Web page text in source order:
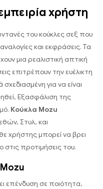
χρήστη
του κούκλες σεξ που
και εκφράσεις. Τα
μια ρεαλιστική απτική
επιτρέπουν την ευέλικτη
για να είναι
Εξασφάλιση της
Κούκλα Mozu
Στυλ, και
χρήστης μπορεί να βρει
προτιμήσεις του.
Mozu
επένδυση σε ποιότητα,